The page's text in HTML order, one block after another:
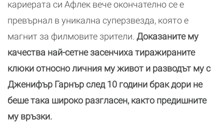
кариерата си Афлек вече окончателно се е
превърнал в уникална суперзвезда, която е
магнит за филмовите зрители. Доказаните му
качества най-сетне засенчиха тиражираните
клюки относно личния му живот и разводът му с
Дженифър Гарнър след 10 години брак дори не
беше така широко разгласен, както предишните
му връзки.